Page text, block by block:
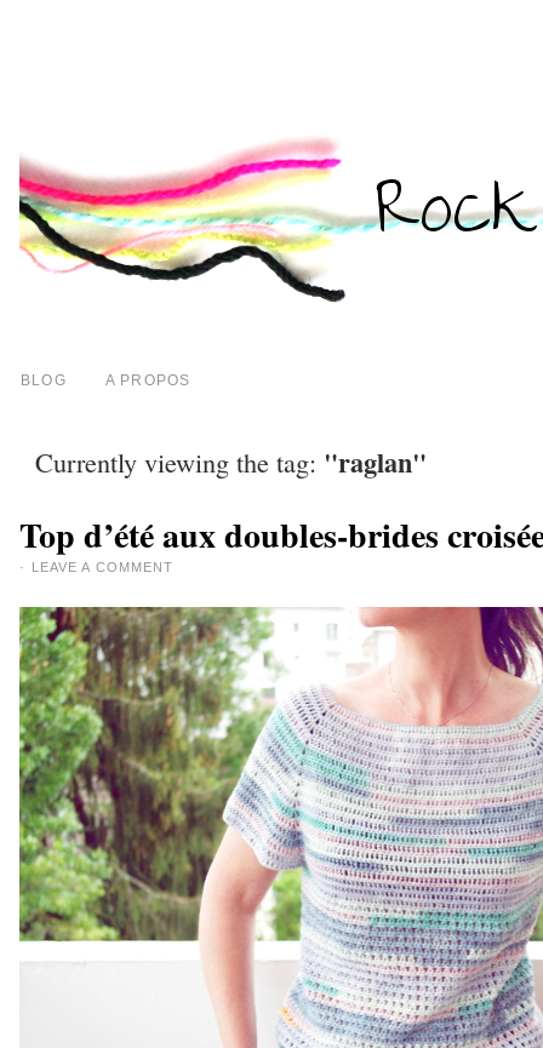
BLOG A PROPOS
Currently viewing the tag: "raglan"
Top d’été aux doubles-brides
· LEAVE A COMMENT